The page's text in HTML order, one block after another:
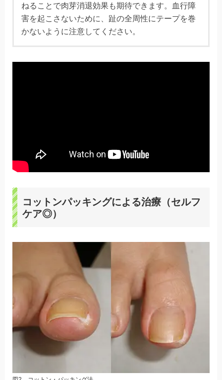
ねることで肉芽消退効果も期待できます。血行障
害を起こさないために、趾の全周性にテープを巻
かないように注意してください。
コットンパッキングによる治療（セルフ
ケア◎）